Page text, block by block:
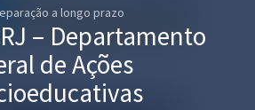
a longo prazo
RJ – Departamento
de Ações